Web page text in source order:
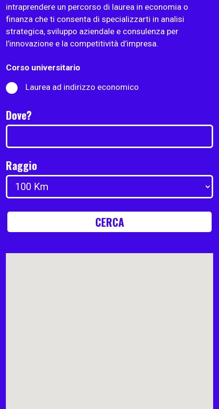
intraprendere un percorso di laurea in economia o
finanza che ti consenta di specializzarti in analisi
strategica, sviluppo aziendale e consulenza per
l’innovazione e la competitività d’impresa.
Corso universitario
Laurea ad indirizzo economico
Dove?
Raggio
CERCA